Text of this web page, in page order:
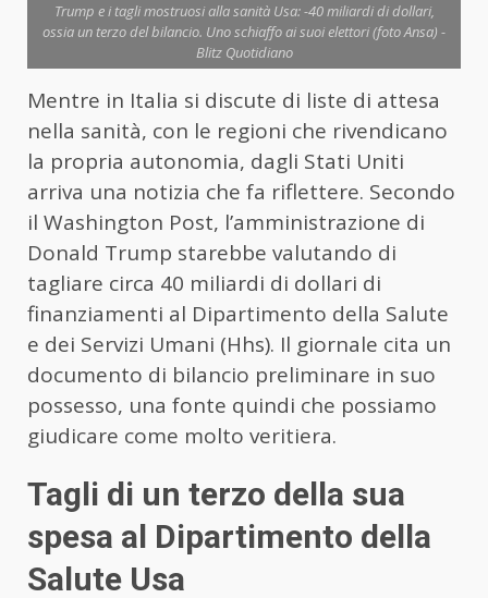
Trump e i tagli mostruosi alla sanità Usa: -40 miliardi di dollari,
ossia un terzo del bilancio. Uno schiaffo ai suoi elettori (foto Ansa) -
Blitz Quotidiano
Mentre in Italia si discute di liste di attesa
nella sanità, con le regioni che rivendicano
la propria autonomia, dagli Stati Uniti
arriva una notizia che fa riflettere. Secondo
il Washington Post, l’amministrazione di
Donald Trump starebbe valutando di
tagliare circa 40 miliardi di dollari di
finanziamenti al Dipartimento della Salute
e dei Servizi Umani (Hhs). Il giornale cita un
documento di bilancio preliminare in suo
possesso, una fonte quindi che possiamo
giudicare come molto veritiera.
Tagli di un terzo della sua
spesa al Dipartimento della
Salute Usa